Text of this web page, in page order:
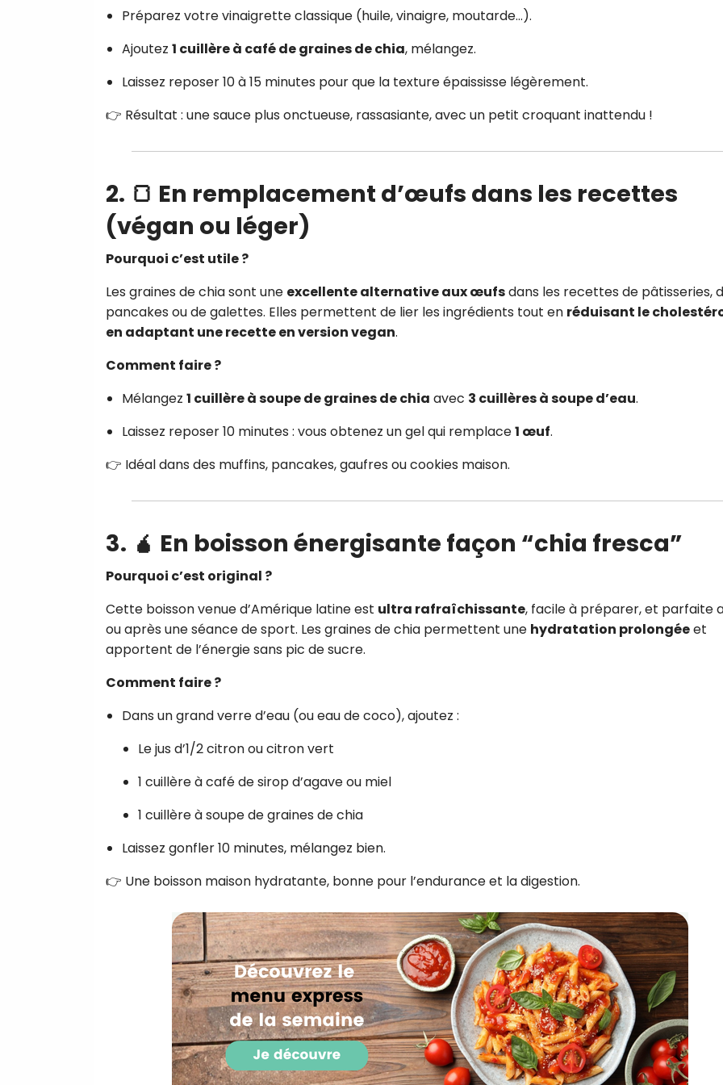
Préparez votre vinaigrette classique (huile, vinaigre, moutarde…).
Ajoutez 1 cuillère à café de graines de chia, mélangez.
Laissez reposer 10 à 15 minutes pour que la texture épaississe légèrement.
👉 Résultat : une sauce plus onctueuse, rassasiante, avec un petit croquant inattendu !
2. 🍞 En remplacement d’œufs dans les recettes
(végan ou léger)
Pourquoi c’est utile ?
Les graines de chia sont une excellente alternative aux œufsdans les recettes de pâtisseries,
pancakes ou de galettes. Elles permettent de lier les ingrédients tout en réduisant le
en adaptant une recette en version vegan.
Comment faire ?
Mélangez 1 cuillère à soupe de graines de chia avec 3 cuillères à soupe d’eau.
Laissez reposer 10 minutes : vous obtenez un gel qui remplace1 œuf.
👉 Idéal dans des muffins, pancakes, gaufres ou cookies maison.
3. 🧉 En boisson énergisante façon “chia fresca”
Pourquoi c’est original ?
Cette boisson venue d’Amérique latine est ultra rafraîchissante, facile à préparer, et parfaite
ou après une séance de sport. Les graines de chia permettent une hydratation prolongéeet
apportent de l’énergie sans pic de sucre.
Comment faire ?
Dans un grand verre d’eau (ou eau de coco), ajoutez :
Le jus d’1/2 citron ou citron vert
1 cuillère à café de sirop d’agave ou miel
1 cuillère à soupe de graines de chia
Laissez gonfler 10 minutes, mélangez bien.
👉 Une boisson maison hydratante, bonne pour l’endurance et la digestion.